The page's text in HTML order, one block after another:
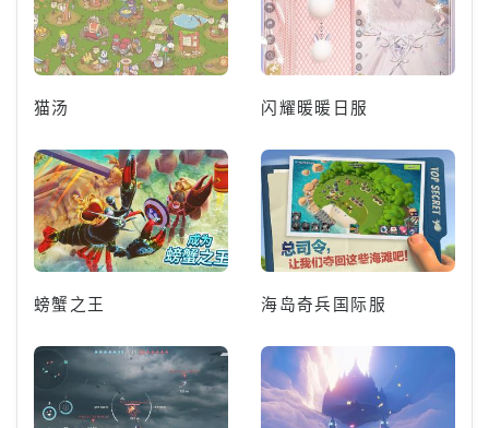
猫汤 闪耀暖暖日服
螃蟹之王 海岛奇兵国际服